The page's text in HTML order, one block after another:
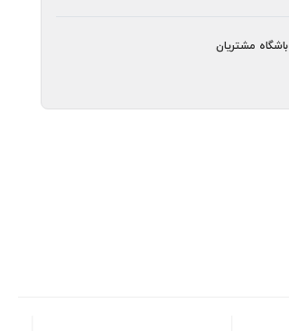
باشگاه مشتریان